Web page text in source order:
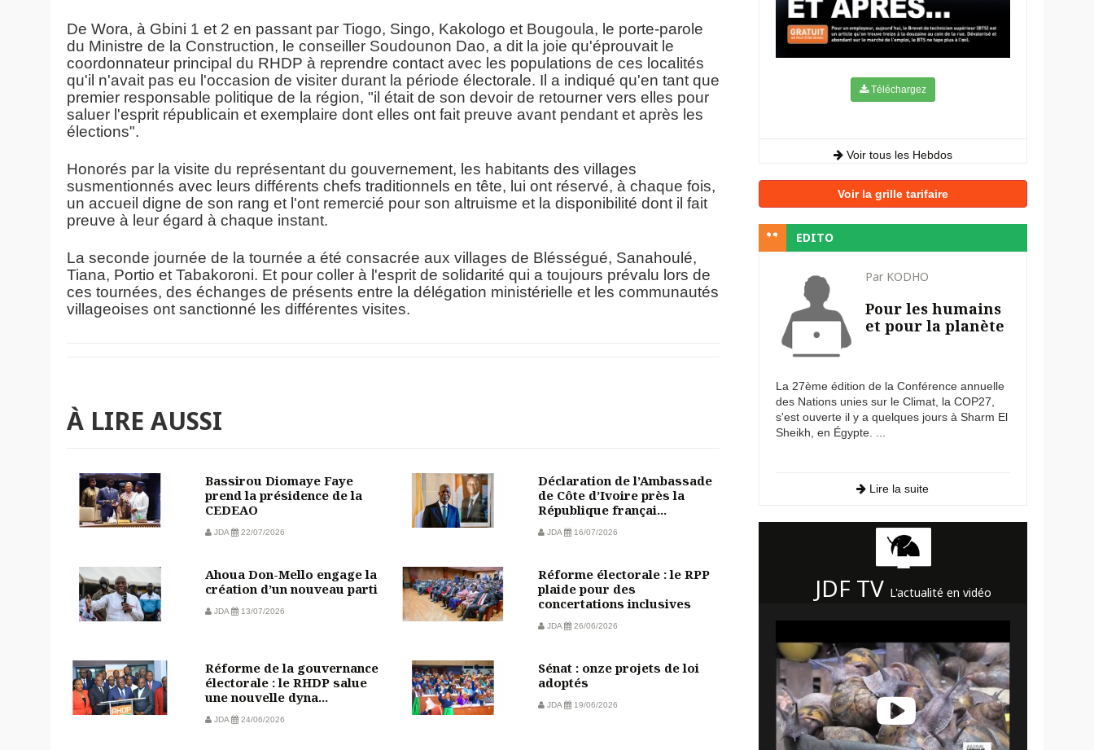
De Wora, à Gbini 1 et 2 en passant par Tiogo, Singo, Kakologo et Bougoula, le porte-parole
du Ministre de la Construction, le conseiller Soudounon Dao, a dit la joie qu'éprouvait le
coordonnateur principal du RHDP à reprendre contact avec les populations de ces localités
qu'il n'avait pas eu l'occasion de visiter durant la période électorale. Il a indiqué qu'en tant que
premier responsable politique de la région, "il était de son devoir de retourner vers elles pour
saluer l'esprit républicain et exemplaire dont elles ont fait preuve avant pendant et après les
élections".
Honorés par la visite du représentant du gouvernement, les habitants des villages
susmentionnés avec leurs différents chefs traditionnels en tête, lui ont réservé, à chaque fois,
un accueil digne de son rang et l'ont remercié pour son altruisme et la disponibilité dont il fait
preuve à leur égard à chaque instant.
La seconde journée de la tournée a été consacrée aux villages de Blésségué, Sanahoulé,
Tiana, Portio et Tabakoroni. Et pour coller à l'esprit de solidarité qui a toujours prévalu lors de
ces tournées, des échanges de présents entre la délégation ministérielle et les communautés
villageoises ont sanctionné les différentes visites.
À LIRE AUSSI
Bassirou Diomaye Faye
prend la présidence de la
CEDEAO
JDA 22/07/2026
Déclaration de l’Ambassade
de Côte d’Ivoire près la
République françai...
JDA 16/07/2026
Ahoua Don-Mello engage la
création d’un nouveau parti
JDA 13/07/2026
Réforme électorale : le RPP
plaide pour des
concertations inclusives
JDA 26/06/2026
Réforme de la gouvernance
électorale : le RHDP salue
une nouvelle dyna...
JDA 24/06/2026
Sénat : onze projets de loi
adoptés
JDA 19/06/2026
Téléchargez
Voir tous les Hebdos
Voir la grille tarifaire
EDITO
Par KODHO
Pour les humains
et pour la planète
La 27ème édition de la Conférence annuelle
des Nations unies sur le Climat, la COP27,
s'est ouverte il y a quelques jours à Sharm El
Sheikh, en Égypte. ...
Lire la suite
JDF TV L'actualité en vidéo